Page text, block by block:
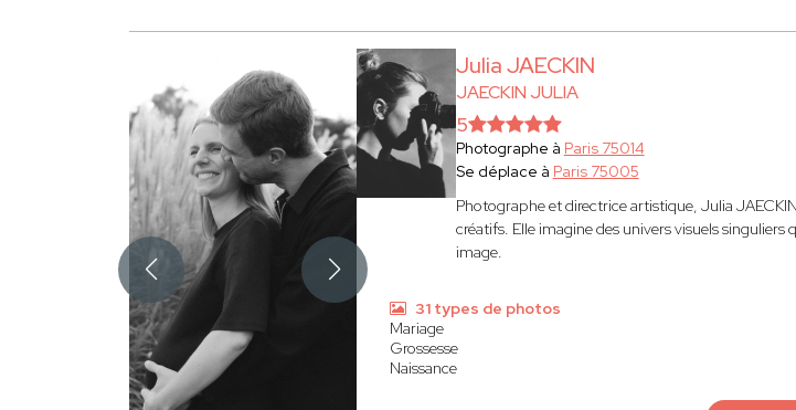
Julia JAECKIN
JAECKIN JULIA
5
Photographe à Paris 75014
Se déplace à Paris 75005
Photographe et directrice artistique, Julia
créatifs. Elle imagine des univers visuels
image.
31 types de photos
Mariage
Grossesse
Naissance